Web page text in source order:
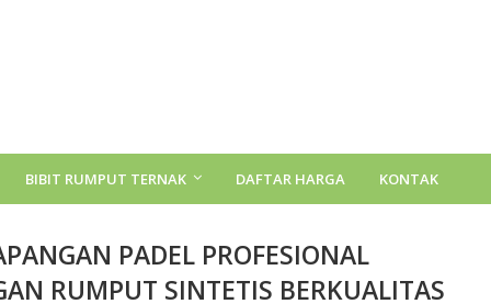
BIBIT RUMPUT TERNAK DAFTAR HARGA KONTAK
PADEL PROFESIONAL
RUMPUT SINTETIS BERKUALITAS